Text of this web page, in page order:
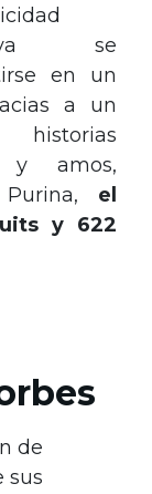
se
en un
a un
y amos,
el
y 622
de
sus